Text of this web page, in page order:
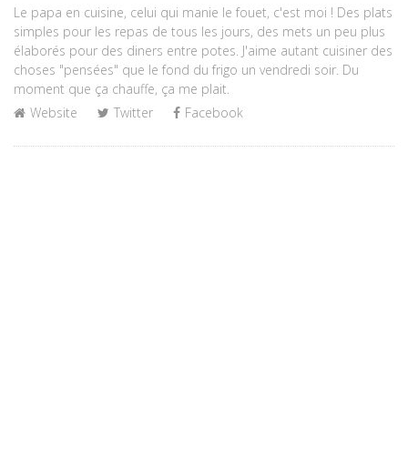
Le papa en cuisine, celui qui manie le fouet, c'est moi ! Des plats
simples pour les repas de tous les jours, des mets un peu plus
élaborés pour des diners entre potes. J'aime autant cuisiner des
choses "pensées" que le fond du frigo un vendredi soir. Du
moment que ça chauffe, ça me plait.
Website
Twitter Facebook